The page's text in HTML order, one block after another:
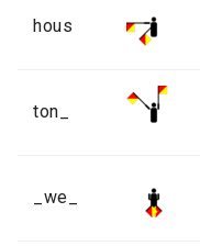
hous
ton_
_we_